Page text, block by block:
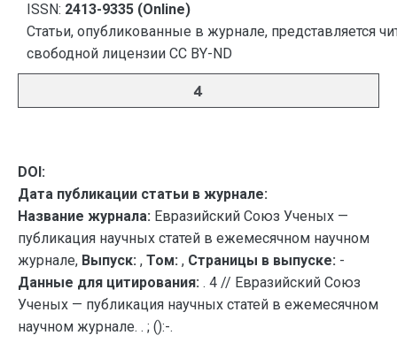
ISSN: 2413-9335 (Online)
Статьи, опубликованные в журнале, представляется
свободной лицензии CC BY-ND
4
DOI:
Дата публикации статьи в журнале:
Название журнала: Евразийский Союз Ученых —
публикация научных статей в ежемесячном научном
журнале, Выпуск: , Том: , Страницы в выпуске: -
Данные для цитирования: . 4 // Евразийский Союз
Ученых — публикация научных статей в ежемесячном
научном журнале. . ; ():-.